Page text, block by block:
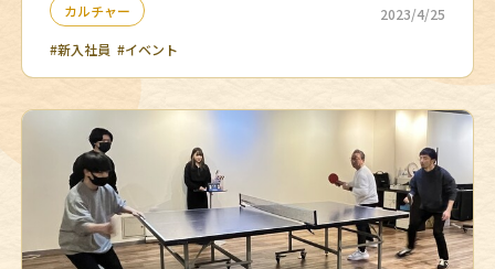
カルチャー
2023/4/25
#新入社員 #イベント